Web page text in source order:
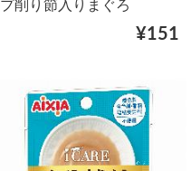
プ削り節入りまぐろ
¥151